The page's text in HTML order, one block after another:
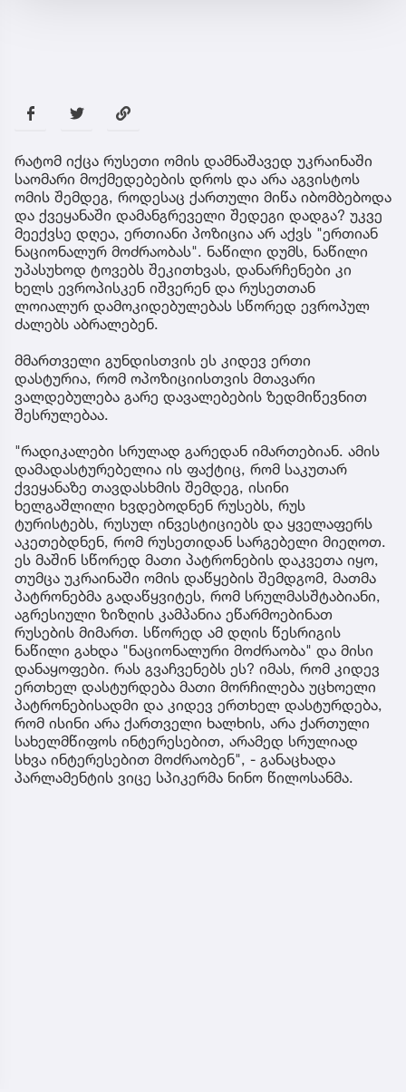
რატომ იქცა რუსეთი ომის დამნაშავედ უკრაინაში
საომარი მოქმედებების დროს და არა აგვისტოს
ომის შემდეგ, როდესაც ქართული მიწა იბომბებოდა
და ქვეყანაში დამანგრეველი შედეგი დადგა? უკვე
მეექვსე დღეა, ერთიანი პოზიცია არ აქვს "ერთიან
ნაციონალურ მოძრაობას". ნაწილი დუმს, ნაწილი
უპასუხოდ ტოვებს შეკითხვას, დანარჩენები კი
ხელს ევროპისკენ იშვერენ და რუსეთთან
ლოიალურ დამოკიდებულებას სწორედ ევროპულ
ძალებს აბრალებენ.
მმართველი გუნდისთვის ეს კიდევ ერთი
დასტურია, რომ ოპოზიციისთვის მთავარი
ვალდებულება გარე დავალებების ზედმიწევნით
შესრულებაა.
"რადიკალები სრულად გარედან იმართებიან. ამის
დამადასტურებელია ის ფაქტიც, რომ საკუთარ
ქვეყანაზე თავდასხმის შემდეგ, ისინი
ხელგაშლილი ხვდებოდნენ რუსებს, რუს
ტურისტებს, რუსულ ინვესტიციებს და ყველაფერს
აკეთებდნენ, რომ რუსეთიდან სარგებელი მიეღოთ.
ეს მაშინ სწორედ მათი პატრონების დაკვეთა იყო,
თუმცა უკრაინაში ომის დაწყების შემდგომ, მათმა
პატრონებმა გადაწყვიტეს, რომ სრულმასშტაბიანი,
აგრესიული ზიზღის კამპანია ეწარმოებინათ
რუსების მიმართ. სწორედ ამ დღის წესრიგის
ნაწილი გახდა "ნაციონალური მოძრაობა" და მისი
დანაყოფები. რას გვაჩვენებს ეს? იმას, რომ კიდევ
ერთხელ დასტურდება მათი მორჩილება უცხოელი
პატრონებისადმი და კიდევ ერთხელ დასტურდება,
რომ ისინი არა ქართველი ხალხის, არა ქართული
სახელმწიფოს ინტერესებით, არამედ სრულიად
სხვა ინტერესებით მოძრაობენ", - განაცხადა
პარლამენტის ვიცე სპიკერმა ნინო წილოსანმა.